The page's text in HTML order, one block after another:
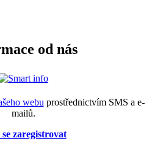
od nás
webu prostřednictvím SMS a e-
mailů.
zaregistrovat